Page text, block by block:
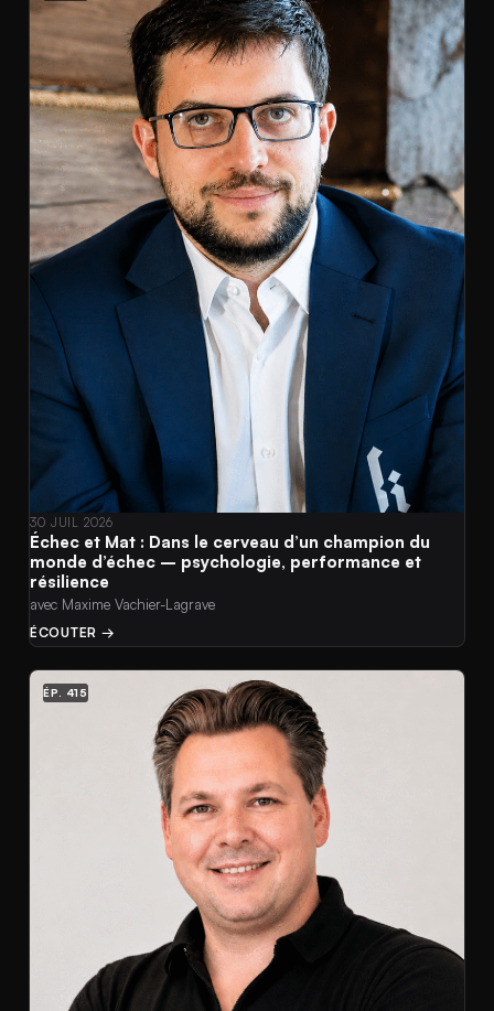
30 JUIL 2026
Échec et Mat : Dans le cerveau d’un champion du
monde d’échec – psychologie, performance et
résilience
avec Maxime Vachier-Lagrave
ÉCOUTER →
ÉP. 415